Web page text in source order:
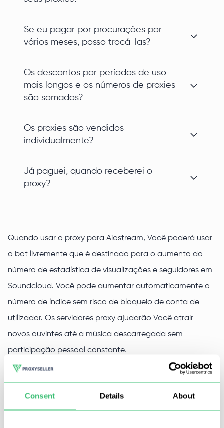
Consent Details About
Se eu pagar por procurações por
vários meses, posso trocá-las?
Os descontos por períodos de uso
mais longos e os números de proxies
são somados?
Os proxies são vendidos
individualmente?
Já paguei, quando receberei o
proxy?
Quando usar o proxy para Aiostream, Você poderá usar
o bot livremente que é destinado para o aumento do
número de estadística de visualizações e seguidores em
Soundcloud. Você pode aumentar automaticamente o
número de índice sem risco de bloqueio de conta de
utilizador. Os servidores proxy ajudarão Você atrair
novos ouvintes até a música descarregada sem
participação pessoal constante.
Em Proxy-Seller Você pode adquirir os proxies para